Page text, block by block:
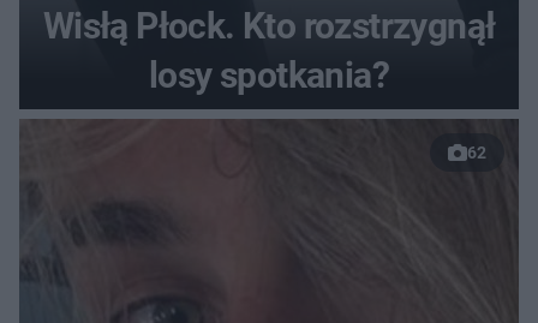
Wisłą Płock. Kto rozstrzygnął
losy spotkania?
62